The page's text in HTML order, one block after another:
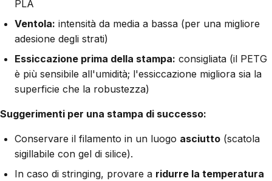
PLA
Ventola: intensità da media a bassa (per una migliore
adesione degli strati)
Essiccazione prima della stampa: consigliata (il PETG
è più sensibile all'umidità; l'essiccazione migliora sia la
superficie che la robustezza)
Suggerimenti per una stampa di successo:
Conservare il filamento in un luogo asciutto (scatola
sigillabile con gel di silice).
In caso di stringing, provare a ridurre la temperatura